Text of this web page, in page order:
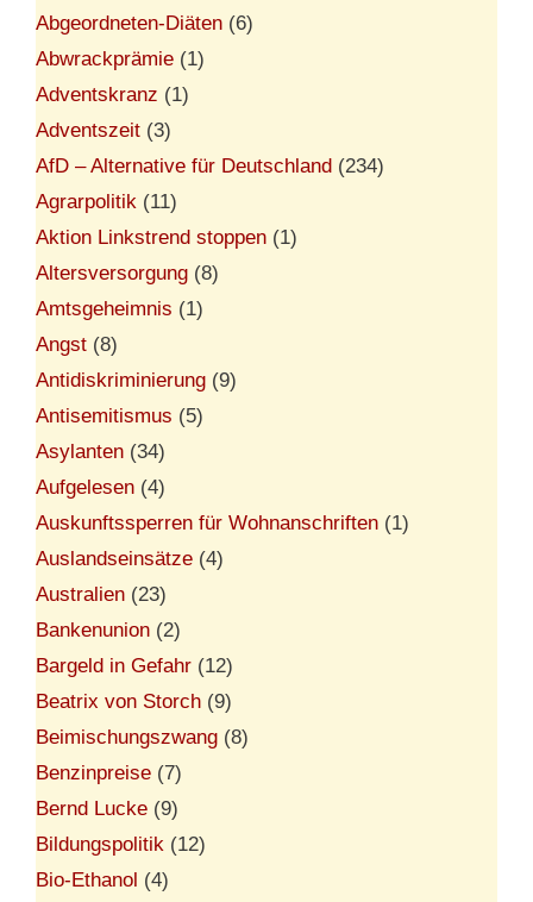
Abgeordneten-Diäten (6)
Abwrackprämie (1)
Adventskranz (1)
Adventszeit (3)
AfD – Alternative für Deutschland (234)
Agrarpolitik (11)
Aktion Linkstrend stoppen (1)
Altersversorgung (8)
Amtsgeheimnis (1)
Angst (8)
Antidiskriminierung (9)
Antisemitismus (5)
Asylanten (34)
Aufgelesen (4)
Auskunftssperren für Wohnanschriften (1)
Auslandseinsätze (4)
Australien (23)
Bankenunion (2)
Bargeld in Gefahr (12)
Beatrix von Storch (9)
Beimischungszwang (8)
Benzinpreise (7)
Bernd Lucke (9)
Bildungspolitik (12)
Bio-Ethanol (4)